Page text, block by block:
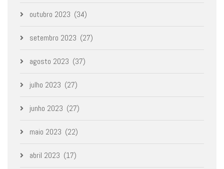
outubro 2023 (34)
setembro 2023 (27)
agosto 2023 (37)
julho 2023 (27)
junho 2023 (27)
maio 2023 (22)
abril 2023 (17)